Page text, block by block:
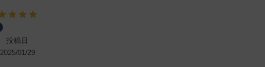
投稿日
2025/01/29